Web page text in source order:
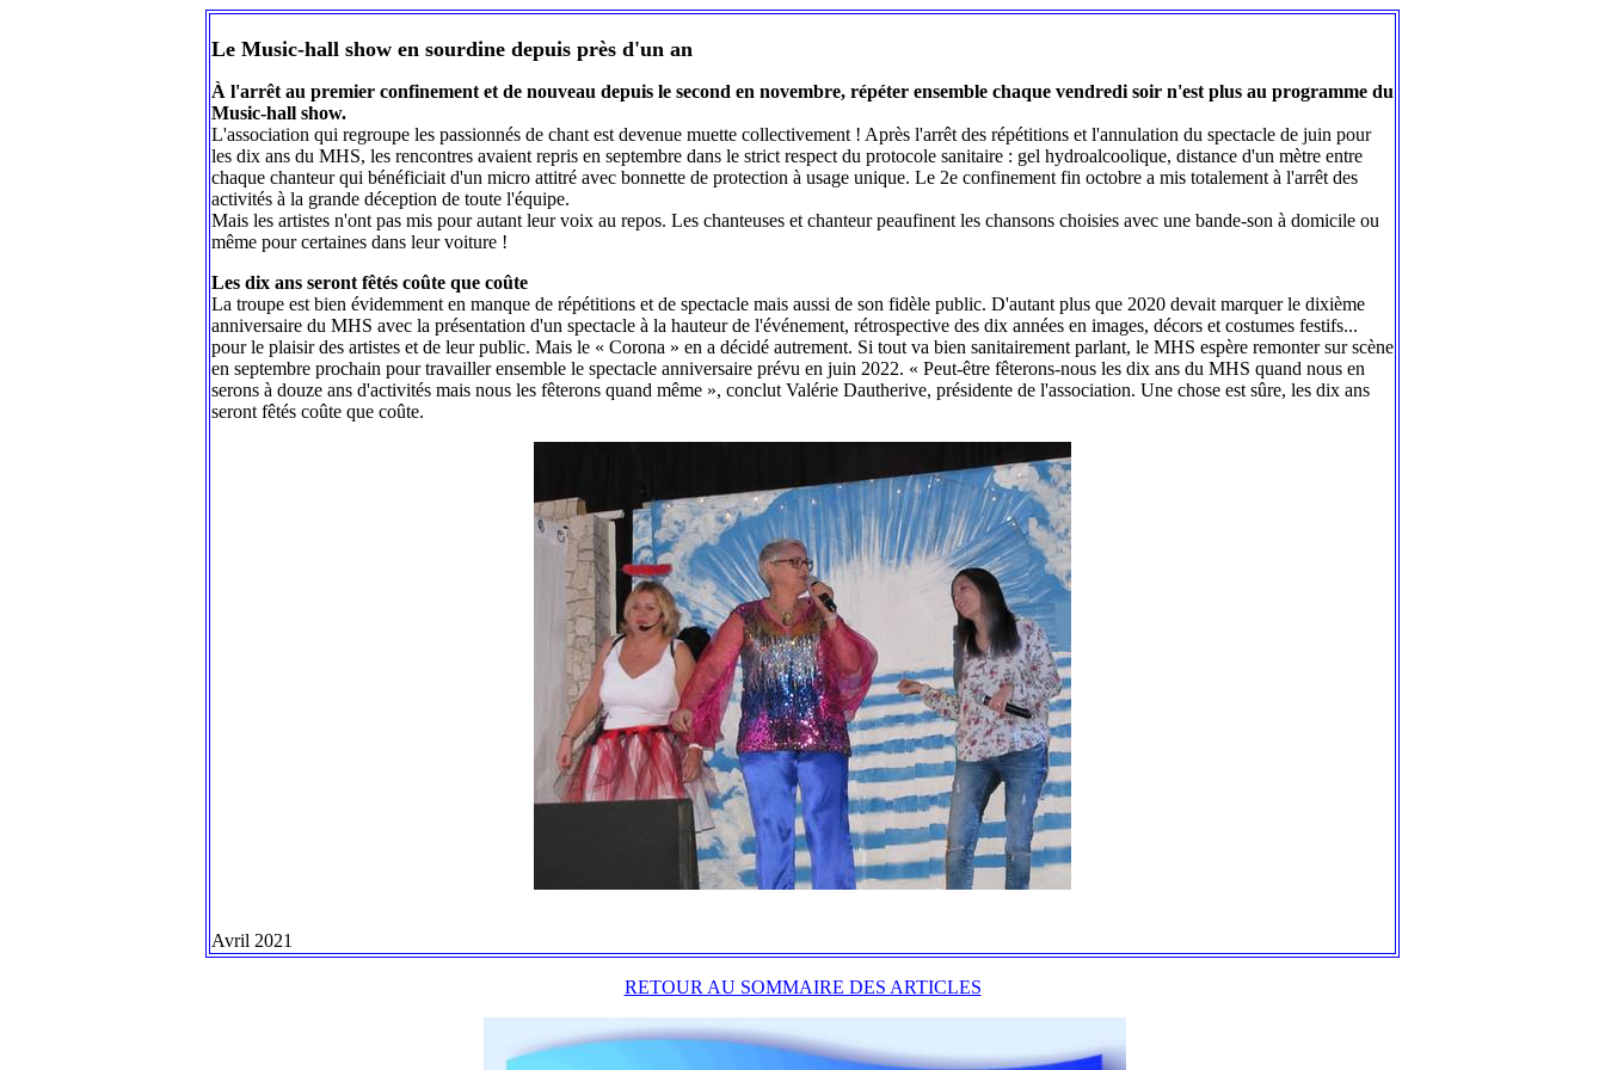
Le Music-hall show en sourdine depuis près d'un an
À l'arrêt au premier confinement et de nouveau depuis le second en novembre, répéter ensemble chaque vendredi soir n'est plus au programme du
Music-hall show.
‌L'association qui regroupe les passionnés de chant est devenue muette collectivement ! Après l'arrêt des répétitions et l'annulation du spectacle de juin pour
les dix ans du MHS, les rencontres avaient repris en septembre dans le strict respect du protocole sanitaire : gel hydroalcoolique, distance d'un mètre entre
chaque chanteur qui bénéficiait d'un micro attitré avec bonnette de protection à usage unique. Le 2e confinement fin octobre a mis totalement à l'arrêt des
activités à la grande déception de toute l'équipe.
Mais les artistes n'ont pas mis pour autant leur voix au repos. Les chanteuses et chanteur peaufinent les chansons choisies avec une bande-son à domicile ou
même pour certaines dans leur voiture !
Les dix ans seront fêtés coûte que coûte
La troupe est bien évidemment en manque de répétitions et de spectacle mais aussi de son fidèle public. D'autant plus que 2020 devait marquer le dixième
anniversaire du MHS avec la présentation d'un spectacle à la hauteur de l'événement, rétrospective des dix années en images, décors et costumes festifs...
pour le plaisir des artistes et de leur public. Mais le « Corona » en a décidé autrement. Si tout va bien sanitairement parlant, le MHS espère remonter sur scène
en septembre prochain pour travailler ensemble le spectacle anniversaire prévu en juin 2022. « Peut-être fêterons-nous les dix ans du MHS quand nous en
serons à douze ans d'activités mais nous les fêterons quand même », conclut Valérie Dautherive, présidente de l'association. Une chose est sûre, les dix ans
seront fêtés coûte que coûte.
Avril 2021
RETOUR AU SOMMAIRE DES ARTICLES